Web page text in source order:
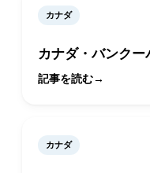
カナダ
カナダ・バンクー
記事を読む
カナダ